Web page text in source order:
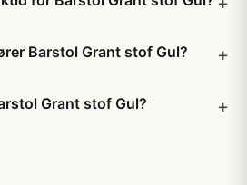
Barstol Grant stof Gul?
Grant stof Gul?